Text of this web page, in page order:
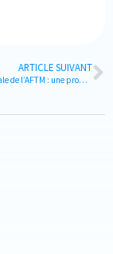
ARTICLE SUIVANT
Assemblée Générale de l’AFTM : une promesse de renouvellement